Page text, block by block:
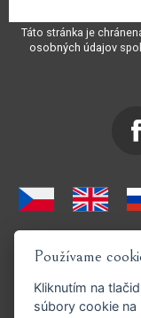
Táto stránka je
osobných údajov
Používame
Kliknutím na
súbory cookie